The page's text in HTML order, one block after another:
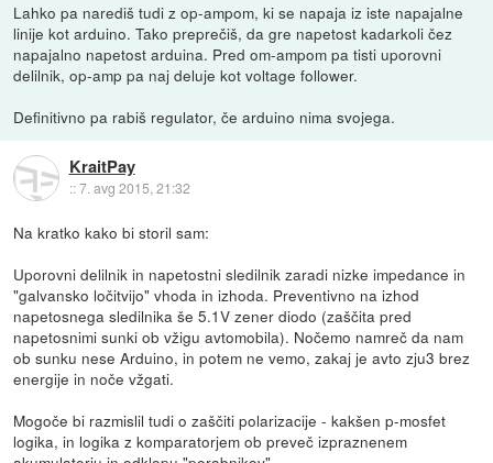
Lahko pa narediš tudi z op-ampom, ki se napaja iz iste napajalne
linije kot arduino. Tako preprečiš, da gre napetost kadarkoli čez
napajalno napetost arduina. Pred om-ampom pa tisti uporovni
delilnik, op-amp pa naj deluje kot voltage follower.
Definitivno pa rabiš regulator, če arduino nima svojega.
KraitPay
::7. avg 2015, 21:32
Na kratko kako bi storil sam:
Uporovni delilnik in napetostni sledilnik zaradi nizke impedance in
"galvansko ločitvijo" vhoda in izhoda. Preventivno na izhod
napetosnega sledilnika še 5.1V zener diodo (zaščita pred
napetosnimi sunki ob vžigu avtomobila). Nočemo namreč da nam
ob sunku nese Arduino, in potem ne vemo, zakaj je avto zju3 brez
energije in noče vžgati.
Mogoče bi razmislil tudi o zaščiti polarizacije - kakšen p-mosfet
logika, in logika z komparatorjem ob preveč izpraznenem